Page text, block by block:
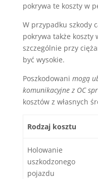
pokrywa te koszty w
W przypadku szkody
pokrywa także koszty
szczególnie przy
być wysokie.
Poszkodowani mogą
komunikacyjne z OC
kosztów z własnych
Rodzaj kosztu
Holowanie
uszkodzonego
pojazdu